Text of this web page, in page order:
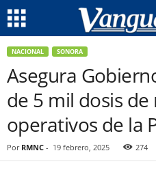
NACIONAL SONORA
Asegura
de 5 mil dosis
operativos de la
Por RMNC - 19 febrero, 2025 274